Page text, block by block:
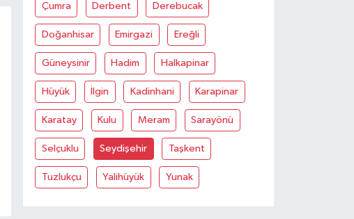
Çumra Derbent Derebucak
Doğanhisar Emirgazi Ereğli
Güneysinir Hadim Halkapinar
Hüyük İlgin Kadinhani Karapinar
Karatay Kulu Meram Sarayönü
Selçuklu Seydişehir Taşkent
Tuzlukçu Yalihüyük Yunak